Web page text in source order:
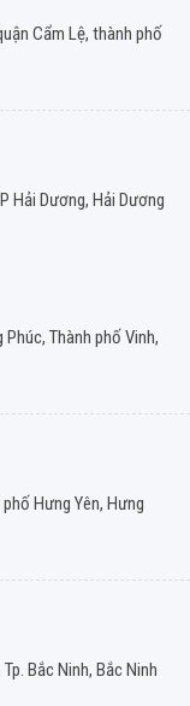
Cẩm Lệ, thành phố
Hải Dương, Hải Dương
Thành phố Vinh,
Hưng Yên, Hưng
Bắc Ninh, Bắc Ninh